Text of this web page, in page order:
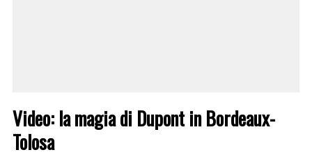
Video: la magia di Dupont in Bordeaux-
Tolosa